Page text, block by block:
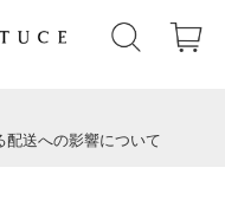
配送への影響について